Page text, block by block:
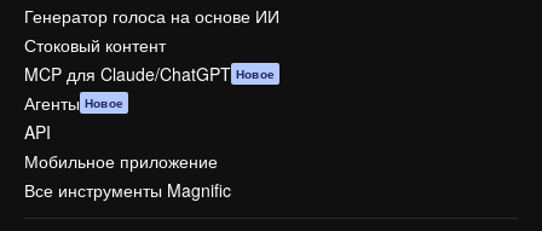
Генератор голоса на основе ИИ
Стоковый контент
MCP для Claude/ChatGPT Новое
Агенты Новое
API
Мобильное приложение
Все инструменты Magnific